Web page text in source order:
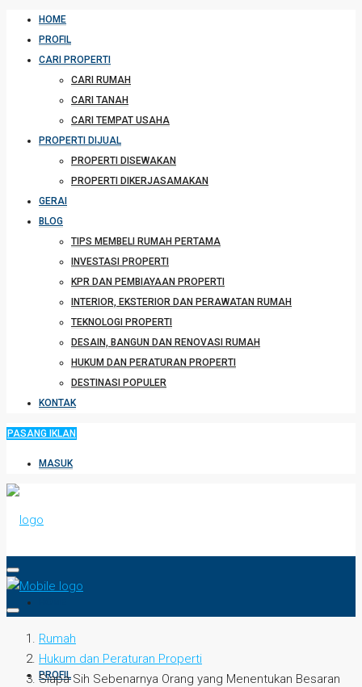
HOME
PROFIL
CARI PROPERTI
CARI RUMAH
CARI TANAH
CARI TEMPAT USAHA
PROPERTI DIJUAL
PROPERTI DISEWAKAN
PROPERTI DIKERJASAMAKAN
GERAI
BLOG
TIPS MEMBELI RUMAH PERTAMA
INVESTASI PROPERTI
KPR DAN PEMBIAYAAN PROPERTI
INTERIOR, EKSTERIOR DAN PERAWATAN RUMAH
TEKNOLOGI PROPERTI
DESAIN, BANGUN DAN RENOVASI RUMAH
HUKUM DAN PERATURAN PROPERTI
DESTINASI POPULER
KONTAK
PASANG IKLAN
MASUK
PROFIL
Rumah
Hukum dan Peraturan Properti
Siapa Sih Sebenarnya Orang yang Menentukan Besaran